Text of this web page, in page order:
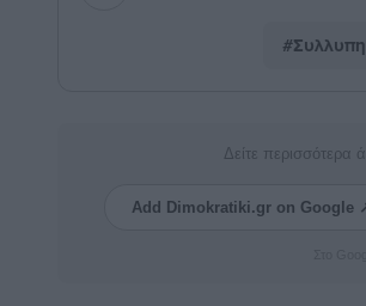
Δείτε
Add Dimokratiki.gr on Google